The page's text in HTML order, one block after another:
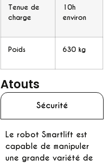
Tenue de
charge
10h
environ
Poids 630 kg
Atouts
Sécurité
Le robot Smartlift est
capable de manipuler
une grande variété de